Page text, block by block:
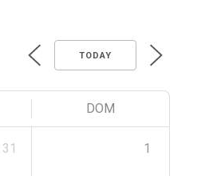
TODAY
DOM
31 1